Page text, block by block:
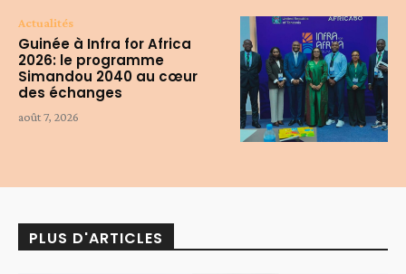
Actualités
Guinée à Infra for Africa
2026: le programme
Simandou 2040 au cœur
des échanges
août 7, 2026
PLUS D'ARTICLES